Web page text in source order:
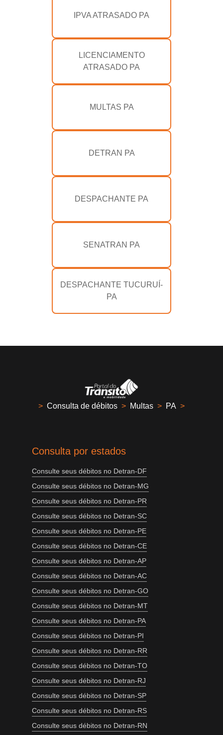
IPVA ATRASADO PA
LICENCIAMENTO
ATRASADO PA
MULTAS PA
DETRAN PA
DESPACHANTE PA
SENATRAN PA
DESPACHANTE TUCURUÍ-
PA
> Consulta de débitos > Multas > PA >
Consulta por estados
Consulte seus débitos no Detran-DF
Consulte seus débitos no Detran-MG
Consulte seus débitos no Detran-PR
Consulte seus débitos no Detran-SC
Consulte seus débitos no Detran-PE
Consulte seus débitos no Detran-CE
Consulte seus débitos no Detran-AP
Consulte seus débitos no Detran-AC
Consulte seus débitos no Detran-GO
Consulte seus débitos no Detran-MT
Consulte seus débitos no Detran-PA
Consulte seus débitos no Detran-PI
Consulte seus débitos no Detran-RR
Consulte seus débitos no Detran-TO
Consulte seus débitos no Detran-RJ
Consulte seus débitos no Detran-SP
Consulte seus débitos no Detran-RS
Consulte seus débitos no Detran-RN